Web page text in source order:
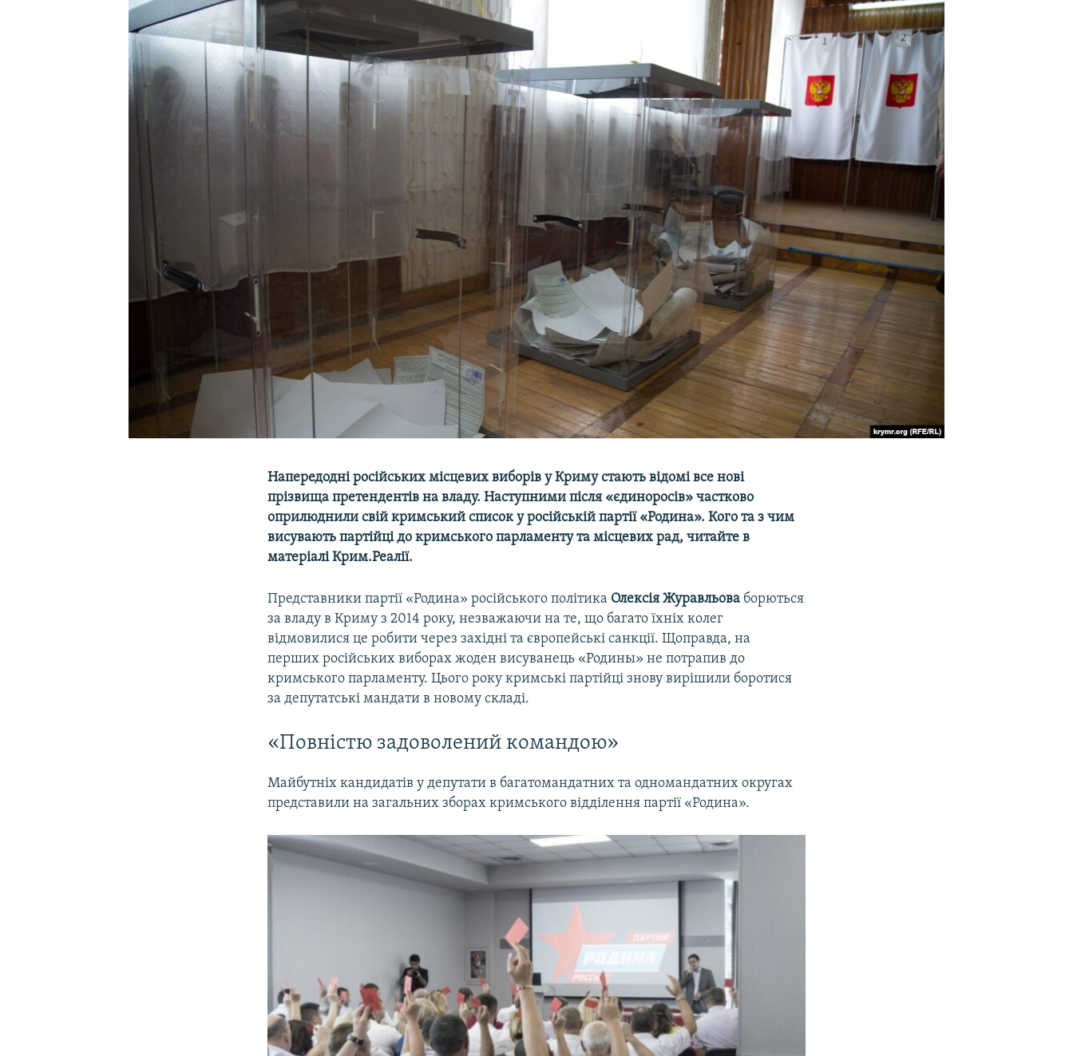
УКРАЇНСЬКА ПРОБЛЕМА КРИМУ
Напередодні російських місцевих виборів у Криму стають відомі все нові
прізвища претендентів на владу. Наступними після «єдиноросів» частково
оприлюднили свій кримський список у російській партії «Родина». Кого та з чим
висувають партійці до кримського парламенту та місцевих рад, читайте в
матеріалі Крим.Реалії.
Представники партії «Родина» російського політика Олексія Журавльова борються
за владу в Криму з 2014 року, незважаючи на те, що багато їхніх колег
відмовилися це робити через західні та європейські санкції. Щоправда, на
перших російських виборах жоден висуванець «Родины» не потрапив до
кримського парламенту. Цього року кримські партійці знову вирішили боротися
за депутатські мандати в новому складі.
«Повністю задоволений командою»
Майбутніх кандидатів у депутати в багатомандатних та одномандатних округах
представили на загальних зборах кримського відділення партії «Родина».